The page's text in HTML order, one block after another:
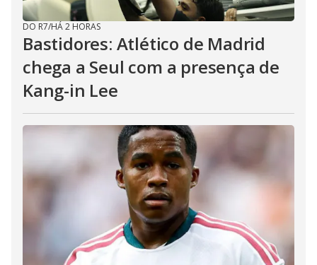
DO R7/HÁ 2 HORAS
Bastidores: Atlético de Madrid
chega a Seul com a presença de
Kang-in Lee